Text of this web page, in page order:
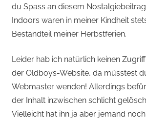
du Spass an diesem
Indoors waren in meiner Kindheit
Bestandteil meiner Herbstferien.
Leider hab ich natürlich keinen
der Oldboys-Website, da müsstest
Webmaster wenden! Allerdings
der Inhalt inzwischen schlicht
Vielleicht hat ihn ja aber jemand